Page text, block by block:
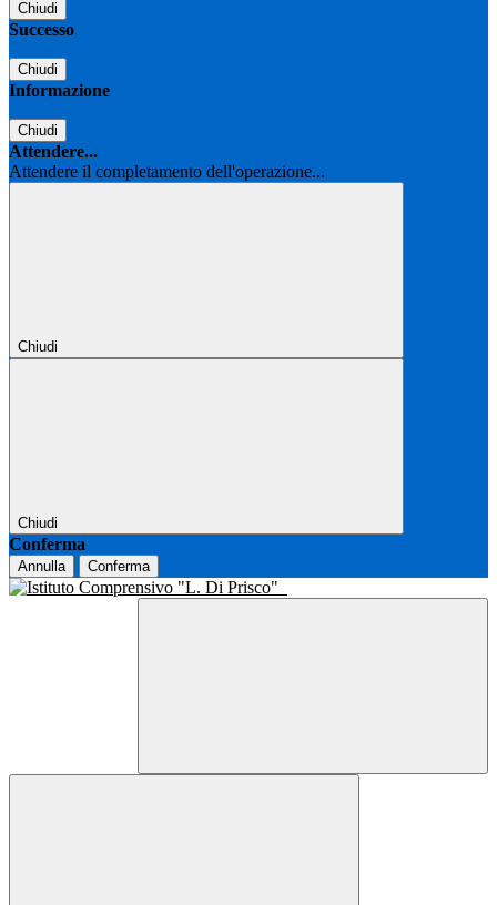
Chiudi
Successo
Chiudi
Informazione
Chiudi
Attendere...
Attendere il completamento dell'operazione...
Chiudi
Chiudi
Conferma
Annulla Conferma